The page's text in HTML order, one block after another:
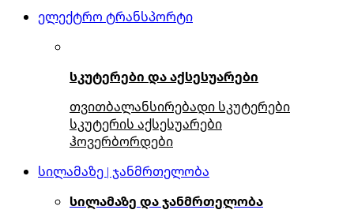
ელექტრო ტრანსპორტი
სკუტერები და აქსესუარები
თვითბალანსირებადი სკუტერები
სკუტერის აქსესუარები
ჰოვერბორდები
სილამაზე | ჯანმრთელობა
სილამაზე და ჯანმრთელობა